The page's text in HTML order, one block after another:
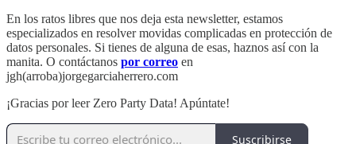
En los ratos libres que nos deja esta newsletter, estamos
especializados en resolver movidas complicadas en protección de
datos personales. Si tienes de alguna de esas, haznos así con la
manita. O contáctanos por correo en
jgh(arroba)jorgegarciaherrero.com
¡Gracias por leer Zero Party Data! Apúntate!
Suscribirse